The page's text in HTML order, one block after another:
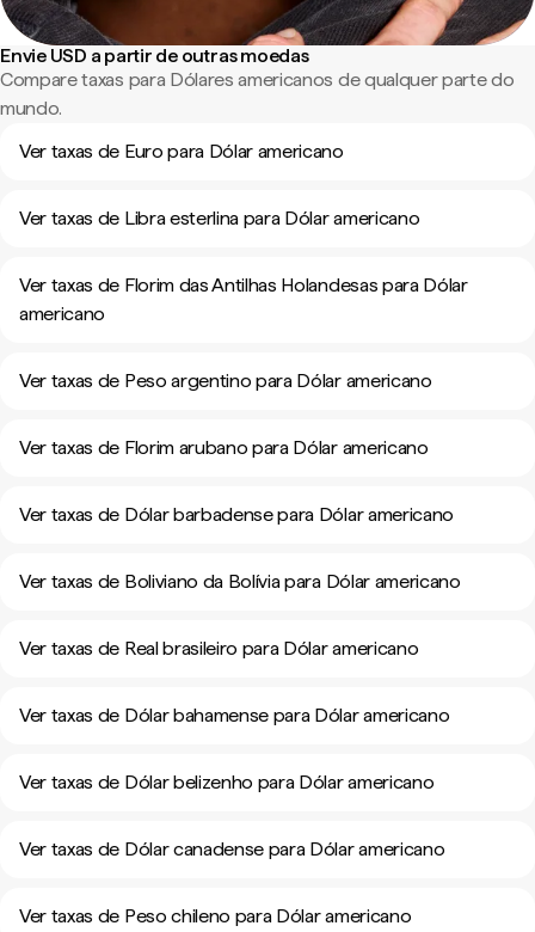
Envie USD a partir de outras moedas
Compare taxas para Dólares americanos de qualquer parte do
mundo.
Ver taxas de Euro para Dólar americano
Ver taxas de Libra esterlina para Dólar americano
Ver taxas de Florim das Antilhas Holandesas para Dólar
americano
Ver taxas de Peso argentino para Dólar americano
Ver taxas de Florim arubano para Dólar americano
Ver taxas de Dólar barbadense para Dólar americano
Ver taxas de Boliviano da Bolívia para Dólar americano
Ver taxas de Real brasileiro para Dólar americano
Ver taxas de Dólar bahamense para Dólar americano
Ver taxas de Dólar belizenho para Dólar americano
Ver taxas de Dólar canadense para Dólar americano
Ver taxas de Peso chileno para Dólar americano